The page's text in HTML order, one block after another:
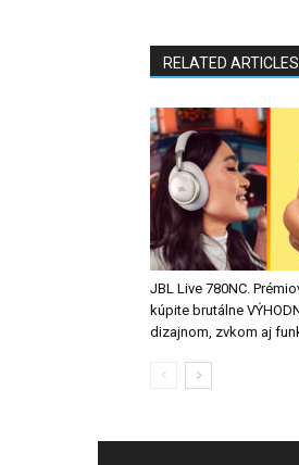
RELATED ARTICLES
JBL Live 780NC.
kúpite brutálne
dizajnom, zvkom aj